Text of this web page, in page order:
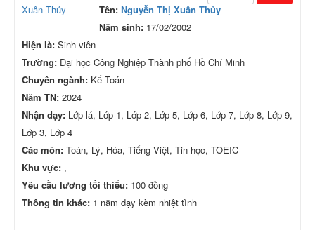
Tên: Nguyễn Thị Xuân Thủy
Năm sinh: 17/02/2002
Hiện là: Sinh viên
Trường: Đại học Công Nghiệp Thành phố Hồ Chí Minh
Chuyên ngành: Kế Toán
Năm TN: 2024
Nhận dạy: Lớp lá, Lớp 1, Lớp 2, Lớp 5, Lớp 6, Lớp 7, Lớp 8, Lớp 9,
Lớp 3, Lớp 4
Các môn: Toán, Lý, Hóa, Tiếng Việt, Tin học, TOEIC
Khu vực: ,
Yêu cầu lương tối thiểu: 100 đồng
Thông tin khác: 1 năm dạy kèm nhiệt tình